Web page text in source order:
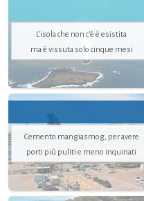
L’isola che non c'è è esistita
ma è vissuta solo cinque mesi
Cemento mangiasmog, per avere
porti più puliti e meno inquinati